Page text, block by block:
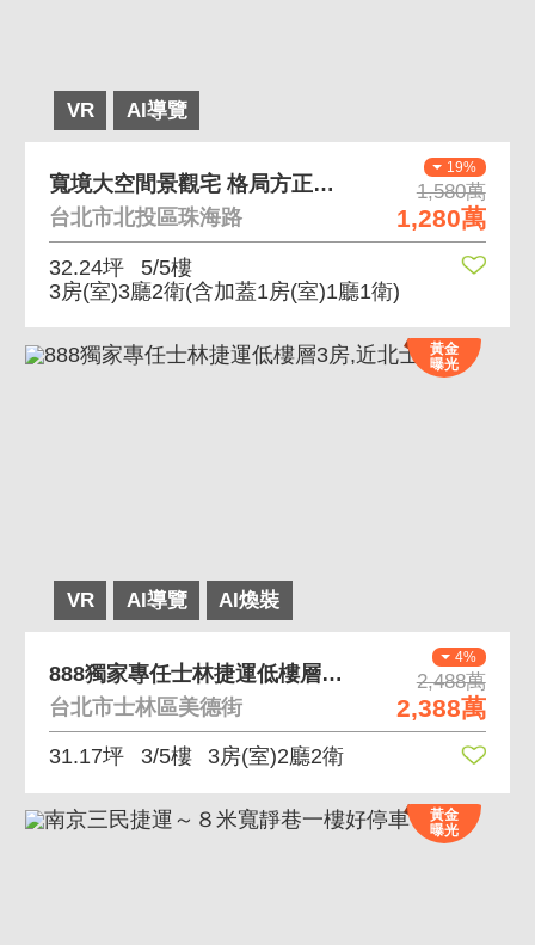
VR AI導覽
19%
1,580萬
1,280萬
寬境大空間景觀宅 格局方正空間好規劃舒適居
台北市北投區珠海路
32.24坪
5/5樓
3房(室)3廳2衛(含加蓋1房(室)1廳1衛)
VR AI導覽 AI煥裝
黃金
曝光
4%
2,488萬
2,388萬
888獨家專任士林捷運低樓層3房,近北士科
台北市士林區美德街
31.17坪 3/5樓 3房(室)2廳2衛
黃金
曝光